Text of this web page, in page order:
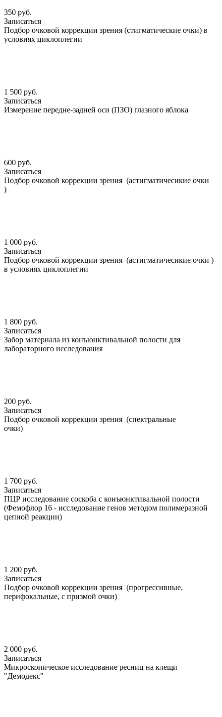
350 руб.
Записаться
Подбор очковой коррекции зрения (стигматические очки) в
условиях циклоплегии
1 500 руб.
Записаться
Измерение передне-задней оси (ПЗО) глазного яблока
600 руб.
Записаться
Подбор очковой коррекции зрения (астигматичесикие очки
)
1 000 руб.
Записаться
Подбор очковой коррекции зрения (астигматичесикие очки )
в условиях циклоплегии
1 800 руб.
Записаться
Забор материала из конъюнктивальной полости для
лабораторного исследования
200 руб.
Записаться
Подбор очковой коррекции зрения (спектральные
очки)
1 700 руб.
Записаться
ПЦР исследование соскоба с конъюнктивальной полости
(Фемофлор 16 - исследование генов методом полимеразной
цепной реакции)
1 200 руб.
Записаться
Подбор очковой коррекции зрения (прогрессивные,
перифокальные, с призмой очки)
2 000 руб.
Записаться
Микроскопическое исследование ресниц на клещи
"Демодекс"